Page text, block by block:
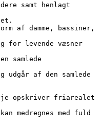
kan medregnes med fuld